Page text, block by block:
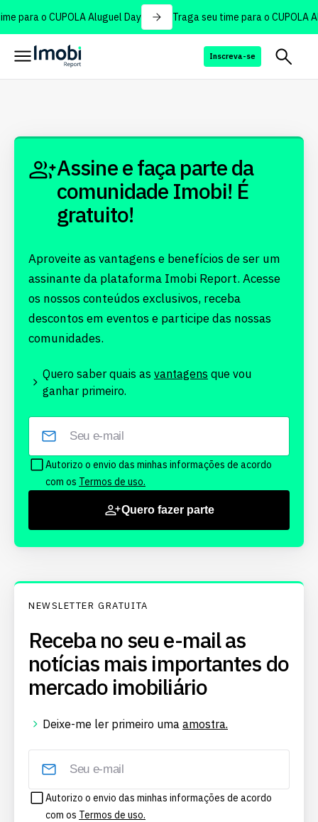
para o CUPOLA Aluguel Day Traga seu time para o CUPOLA
Inscreva-se
Assine e faça parte da
comunidade Imobi! É
gratuito!
Aproveite as vantagens e benefícios de ser um
assinante da plataforma Imobi Report. Acesse
os nossos conteúdos exclusivos, receba
descontos em eventos e participe das nossas
comunidades.
Quero saber quais as vantagens que vou
ganhar primeiro.
Autorizo o envio das minhas informações de acordo
com os Termos de uso.
Quero fazer parte
NEWSLETTER GRATUITA
Receba no seu e-mail as
notícias mais importantes do
mercado imobiliário
Deixe-me ler primeiro uma amostra.
Autorizo o envio das minhas informações de acordo
com os Termos de uso.